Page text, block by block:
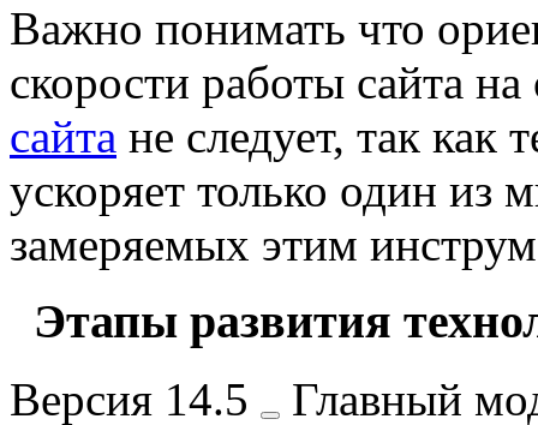
Важно понимать что
скорости работы сайта
сайта не следует, так как
ускоряет только один из
замеряемых этим
Этапы развития
Версия 14.5 Главный